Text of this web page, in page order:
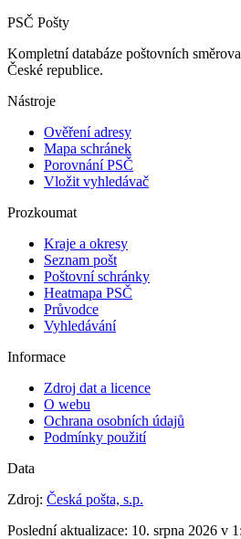
PSČ Pošty
Kompletní databáze poštovních
České republice.
Nástroje
Ověření adresy
Mapa schránek
Porovnání PSČ
Vložit vyhledávač
Prozkoumat
Kraje a okresy
Seznam pošt
Poštovní schránky
Heatmapa PSČ
Průvodce
Vyhledávání
Informace
Zdroj dat a licence
O webu
Ochrana osobních údajů
Podmínky použití
Data
Zdroj: Česká pošta, s.p.
Poslední aktualizace: 10. srpna 2026 v